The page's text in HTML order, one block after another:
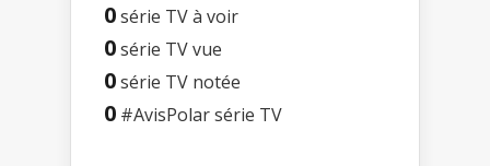
0série TV à voir
0série TV vue
0série TV notée
0 #AvisPolar série TV